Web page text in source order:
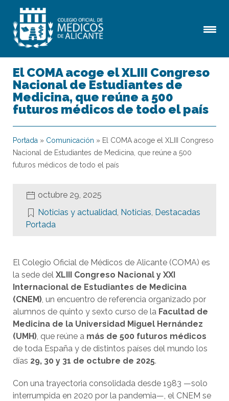
El COMA acoge el XLIII Congreso
Nacional de Estudiantes de
Medicina, que reúne a 500
futuros médicos de todo el país
Portada » Comunicación » El COMA acoge el XLIII Congreso
Nacional de Estudiantes de Medicina, que reúne a 500
futuros médicos de todo el país
octubre 29, 2025
Noticias y actualidad, Noticias, Destacadas
Portada
El Colegio Oficial de Médicos de Alicante (COMA) es
la sede del XLIII Congreso Nacional y XXI
Internacional de Estudiantes de Medicina
(CNEM), un encuentro de referencia organizado por
alumnos de quinto y sexto curso de la Facultad de
Medicina de la Universidad Miguel Hernández
(UMH), que reúne a más de 500 futuros médicos
de toda España y de distintos países del mundo los
días 29, 30 y 31 de octubre de 2025.
Con una trayectoria consolidada desde 1983 —solo
interrumpida en 2020 por la pandemia—, el CNEM se